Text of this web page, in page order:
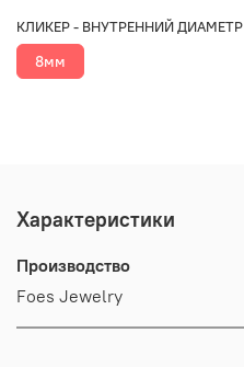
КЛИКЕР - ВНУТРЕННИЙ ДИАМЕТР
8мм
Характеристики
Производство
Foes Jewelry